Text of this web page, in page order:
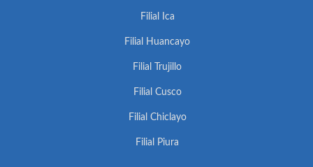
Filial Ica
Filial Huancayo
Filial Trujillo
Filial Cusco
Filial Chiclayo
Filial Piura